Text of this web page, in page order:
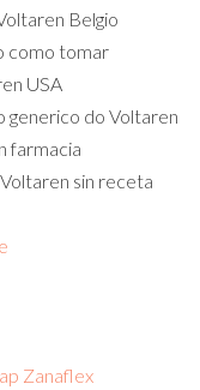
Belgio
como tomar
USA
generico do Voltaren
farmacia
sin receta
Zanaflex